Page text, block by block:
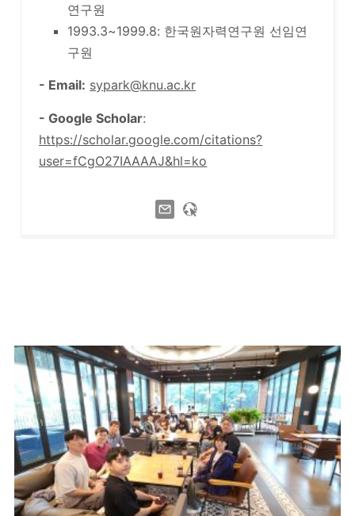
연구원
1993.3~1999.8: 한국원자력연구원 선임연
구원
- Email: sypark@knu.ac.kr
- Google Scholar:
https://scholar.google.com/citations?
user=fCgO27IAAAAJ&hl=ko